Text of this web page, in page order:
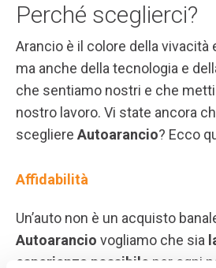
Perché sceglierci?
Arancio è il colore della vivacità
ma anche della tecnologia e
che sentiamo nostri e che
nostro lavoro. Vi state ancora
scegliere Autoarancio? Ecco
Affidabilità
Un’auto non è un acquisto
Autoarancio vogliamo che sia
esperienza possibile per ogni